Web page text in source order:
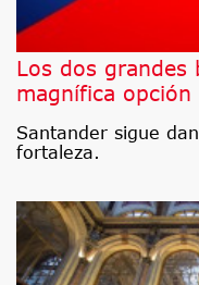
Los dos grandes
magnífica
Santander sigue
fortaleza.